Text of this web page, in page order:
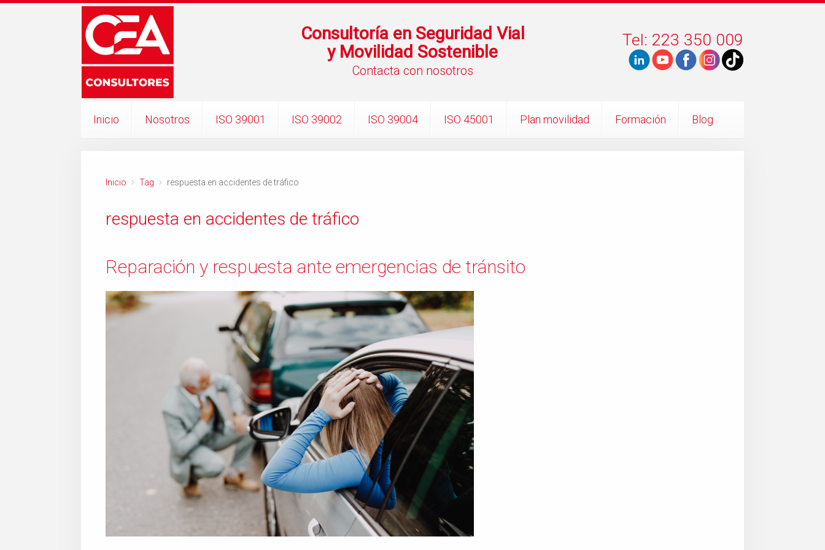
Consultoría en Seguridad Vial
y Movilidad Sostenible
Contacta con nosotros
Tel: 223 350 009
Inicio Nosotros ISO 39001 ISO 39002 ISO 39004 ISO 45001 Plan movilidad Formación Blog
Inicio Tag respuesta en accidentes de tráfico
respuesta en accidentes de tráfico
Reparación y respuesta ante emergencias de tránsito